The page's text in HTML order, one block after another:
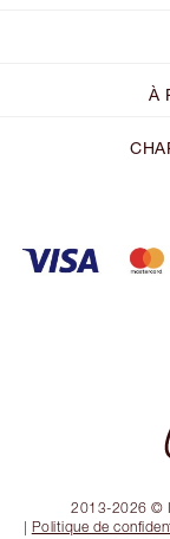
À
2013-2026 ©
| Politique de